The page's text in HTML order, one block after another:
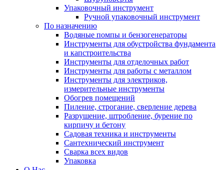
Упаковочный инструмент
Ручной упаковочный инструмент
По назначению
Водяные помпы и бензогенераторы
Инструменты для обустройства фундамента
и капстроительства
Инструменты для отделочных работ
Инструменты для работы с металлом
Инструменты для электриков,
измерительные инструменты
Обогрев помещений
Пиление, строгание, сверление дерева
Разрушение, штробление, бурение по
кирпичу и бетону
Садовая техника и инструменты
Сантехнический инструмент
Сварка всех видов
Упаковка